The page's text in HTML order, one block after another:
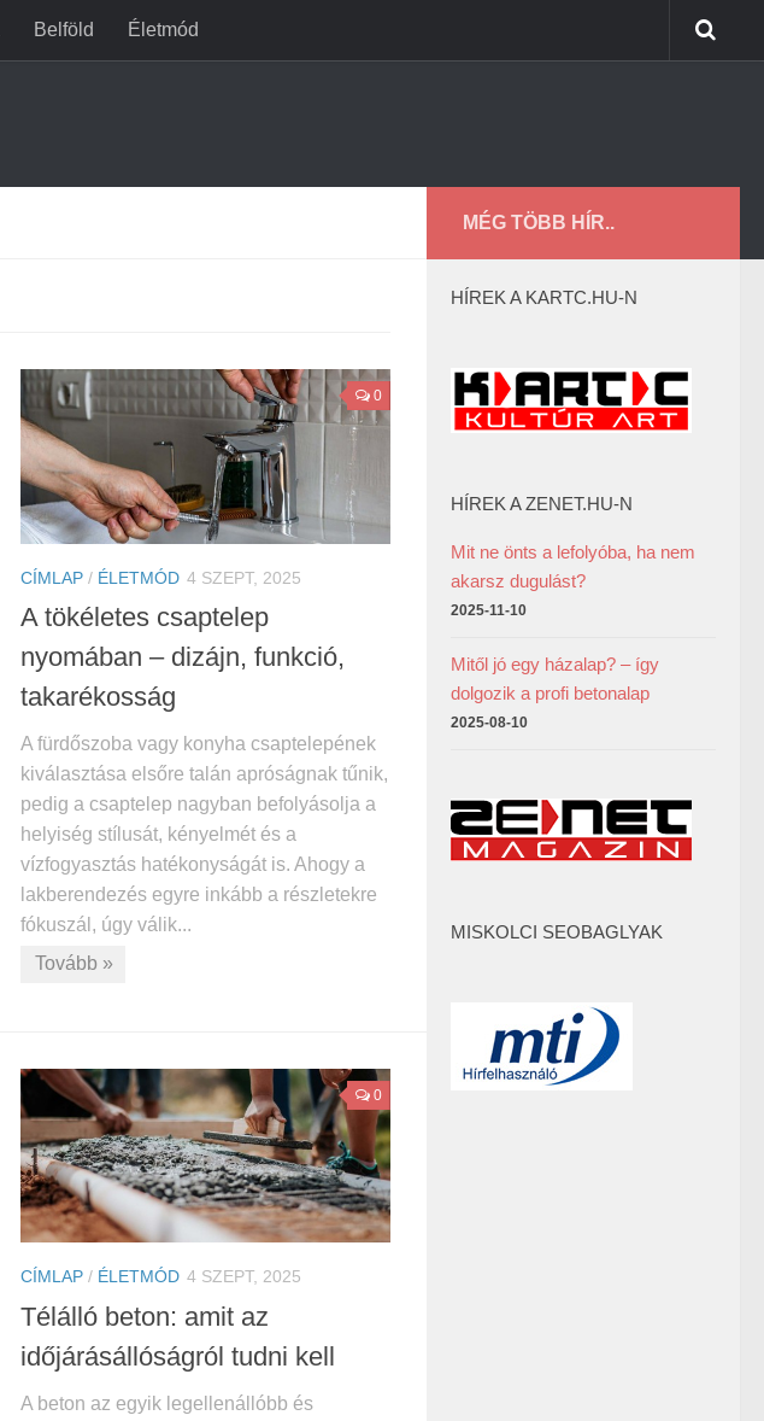
Belföld Életmód
0
CÍMLAP / ÉLETMÓD 4 SZEPT, 2025
A tökéletes csaptelep
nyomában – dizájn, funkció,
takarékosság
A fürdőszoba vagy konyha csaptelepének
kiválasztása elsőre talán apróságnak tűnik,
pedig a csaptelep nagyban befolyásolja a
helyiség stílusát, kényelmét és a
vízfogyasztás hatékonyságát is. Ahogy a
lakberendezés egyre inkább a részletekre
fókuszál, úgy válik...
Tovább »
0
CÍMLAP / ÉLETMÓD 4 SZEPT, 2025
Télálló beton: amit az
időjárásállóságról tudni kell
A beton az egyik legellenállóbb és
MÉG TÖBB HÍR..
HÍREK A KARTC.HU-N
HÍREK A ZENET.HU-N
Mit ne önts a lefolyóba, ha nem
akarsz dugulást?
2025-11-10
Mitől jó egy házalap? – így
dolgozik a profi betonalap
2025-08-10
MISKOLCI SEOBAGLYAK